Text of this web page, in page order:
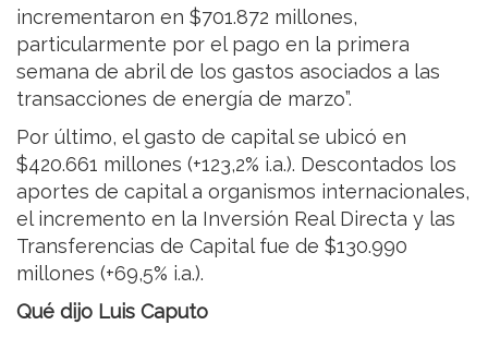
incrementaron en $701.872 millones,
particularmente por el pago en la primera
semana de abril de los gastos asociados a las
transacciones de energía de marzo”.
Por último, el gasto de capital se ubicó en
$420.661 millones (+123,2% i.a.). Descontados los
aportes de capital a organismos internacionales,
el incremento en la Inversión Real Directa y las
Transferencias de Capital fue de $130.990
millones (+69,5% i.a.).
Qué dijo Luis Caputo